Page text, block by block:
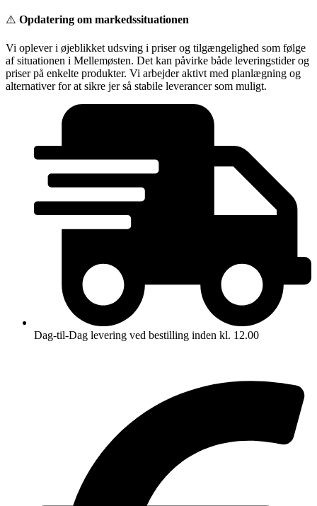
Videre
indhold
⚠️ Opdatering om markedssituationen
Vi oplever i øjeblikket udsving i priser og tilgængelighed som følge
af situationen i Mellemøsten. Det kan påvirke både leveringstider og
priser på enkelte produkter. Vi arbejder aktivt med planlægning og
alternativer for at sikre jer så stabile leverancer som muligt.
Dag-til-Dag levering ved bestilling inden kl. 12.00